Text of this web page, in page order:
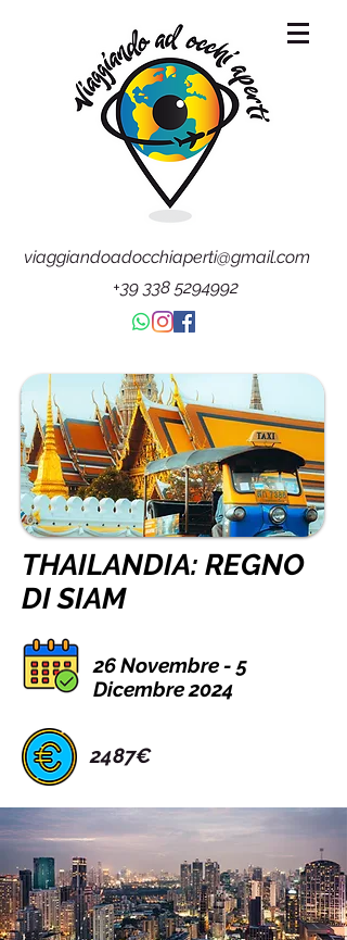
viaggiandoadocchiaperti@gmail.com
+39 338 5294992
THAILANDIA: REGNO
DI SIAM
26 Novembre - 5
Dicembre 2024
2487€